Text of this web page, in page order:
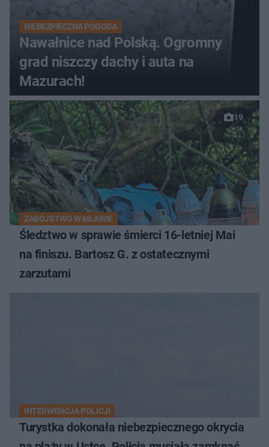
NIEBEZPIECZNA POGODA
Nawałnice nad Polską. Ogromny
grad niszczy dachy i auta na
Mazurach!
19
ZABÓJSTWO W MŁAWIE
Śledztwo w sprawie śmierci 16-letniej Mai
na finiszu. Bartosz G. z ostatecznymi
zarzutami
INTERWENCJA POLICJI
Turystka dokonała niebezpiecznego okrycia